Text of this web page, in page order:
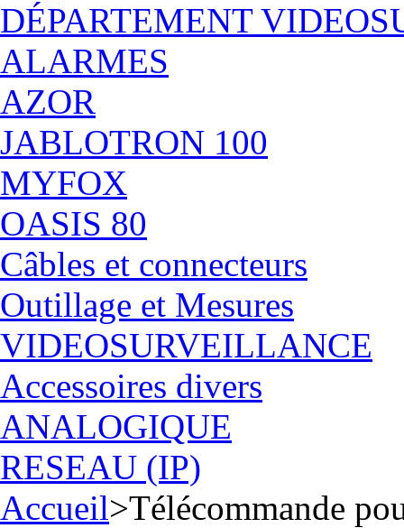
DÉPARTEMENT
ALARMES
AZOR
JABLOTRON 100
MYFOX
OASIS 80
Câbles et connecteurs
Outillage et Mesures
VIDEOSURVEILLANCE
Accessoires divers
ANALOGIQUE
RESEAU (IP)
Accueil>Télécommande